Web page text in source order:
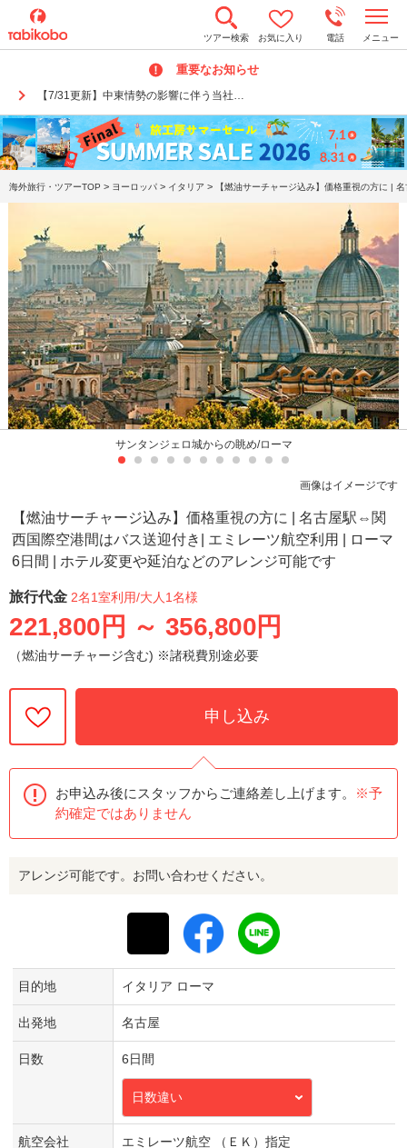
ツアー検索 お気に入り 電話 メニュー
重要なお知らせ
【7/31更新】中東情勢の影響に伴う当社…
o
n
a
v
i
g
a
t
n
海外旅行・ツアーTOP > ヨーロッパ > イタリア > 【燃油サーチャージ込み】価格重視の方に |
サンタンジェロ城からの眺め/ローマ
画像はイメージです
【燃油サーチャージ込み】価格重視の方に | 名古屋駅⇔関
西国際空港間はバス送迎付き| エミレーツ航空利用 | ローマ
6日間 | ホテル変更や延泊などのアレンジ可能です
旅行代金 2名1室利用/大人1名様
221,800円 ～ 356,800円
（燃油サーチャージ含む) ※諸税費別途必要
申し込み
お申込み後にスタッフからご連絡差し上げます。
※予
約確定ではありません
アレンジ可能です。お問い合わせください。
目的地 イタリア ローマ
出発地 名古屋
日数 6日間
日数違い
航空会社 エミレーツ航空 （ＥＫ）指定